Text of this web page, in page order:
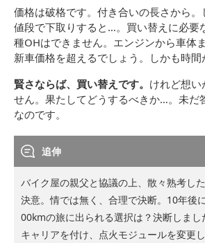
価格は破格です。付き合いの長さから。
値段で下取りすると…。買い替えに必要
種OHはできません。エンジンから車体
新車価格を超えるでしょう。しかも時間
賢さならば、買い替えです。 けれど想い
せん。果たしてどうするべきか…。未だ
なのです。
追伸
バイク屋の親父と協議の上、散々熟考し
決意。情では無く、合理で決断。10年後
00kmの旅に出られる選択は？決断しまし
キャリアを付け、点火モジュールを変更